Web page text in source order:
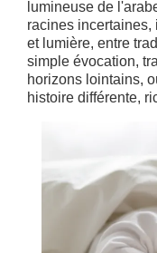
lumineuse de
racines incertaines,
et lumière, entre
simple évocation,
horizons lointains,
histoire différente,